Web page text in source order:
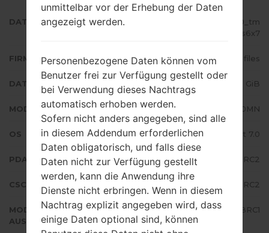
DATEINAME
SM-J710MN_1_20180407030440_tm
ve2ls6x7
FIRMWARE TYP 4 files
DATEIGRÖSSE 1.59 GiB
MODELL Samsung SM-J710MN
OS Android Nougat 7.0
PDA/AP AUSFÜHRUNG J710MNUBU4BRC2
CSC AUSFÜHRUNG J710MNUWA4BRC2
MODEM/CP
AUSFÜHRUNG
J710MNUBU4BRC1
unmittelbar vor der Erhebung der Daten
angezeigt werden.
Personenbezogene Daten können vom
Benutzer frei zur Verfügung gestellt oder
bei Verwendung dieses Nachtrags
automatisch erhoben werden.
Sofern nicht anders angegeben, sind alle
in diesem Addendum erforderlichen
Daten obligatorisch, und falls diese
Daten nicht zur Verfügung gestellt
werden, kann die Anwendung ihre
Dienste nicht erbringen. Wenn in diesem
Nachtrag explizit angegeben wird, dass
einige Daten optional sind, können